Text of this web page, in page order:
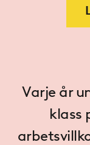
Varje år
klass